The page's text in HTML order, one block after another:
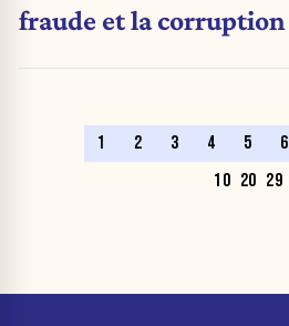
fraude et la corruption
1 2 3 4 5 6
10 20 29